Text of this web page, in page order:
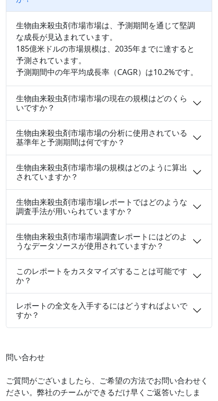
生物由来殺虫剤市場市場は、予測期間を通じて堅調
な成長が見込まれています。
185億米ドルの市場規模は、2035年までに達すると
予測されています。
予測期間中の年平均成長率（CAGR）は10.2%です。
生物由来殺虫剤市場市場の現在の規模はどのくら
いですか？
生物由来殺虫剤市場市場の分析に使用されている
基準年と予測期間は何ですか？
生物由来殺虫剤市場市場の規模はどのように算出
されていますか？
生物由来殺虫剤市場市場レポートではどのような
調査手法が用いられていますか？
生物由来殺虫剤市場市場調査レポートにはどのよ
うなデータソースが使用されていますか？
このレポートをカスタマイズすることは可能です
か？
レポートの全文を入手するにはどうすればよいで
すか？
問い合わせ
ご質問がございましたら、ご希望の方法でお問い合わせく
ださい。弊社のチームができるだけ早くご返答いたしま